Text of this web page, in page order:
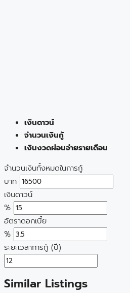
เงินดาวน์
จำนวนเงินกู้
เงินงวดผ่อนจ่ายรายเดือน
จำนวนเงินทั้งหมดในการกู้
บาท
เงินดาวน์
%
อัตราดอกเบี้ย
%
ระยะเวลาการกู้ (ปี)
Similar Listings